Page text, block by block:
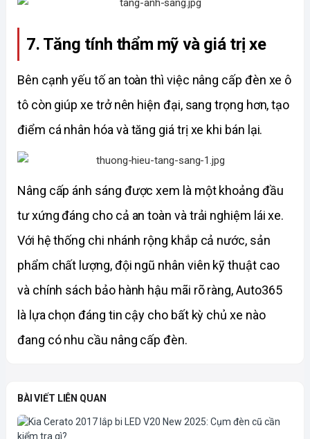
7. Tăng tính thẩm mỹ và giá trị xe
Bên cạnh yếu tố an toàn thì việc nâng cấp đèn xe ô
tô còn giúp xe trở nên hiện đại, sang trọng hơn, tạo
điểm cá nhân hóa và tăng giá trị xe khi bán lại.
Nâng cấp ánh sáng được xem là một khoảng đầu
tư xứng đáng cho cả an toàn và trải nghiệm lái xe.
Với hệ thống chi nhánh rộng khắp cả nước, sản
phẩm chất lượng, đội ngũ nhân viên kỹ thuật cao
và chính sách bảo hành hậu mãi rõ ràng, Auto365
là lựa chọn đáng tin cậy cho bất kỳ chủ xe nào
đang có nhu cầu nâng cấp đèn.
BÀI VIẾT LIÊN QUAN